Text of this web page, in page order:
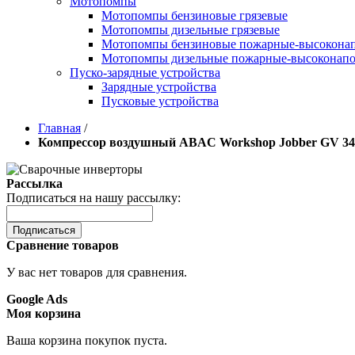
Мотопомпы бензиновые грязевые
Мотопомпы дизельные грязевые
Мотопомпы бензиновые пожарные-
Мотопомпы дизельные пожарные-
Пуско-зарядные устройства
Зарядные устройства
Пусковые устройства
Главная /
Компрессор воздушный ABAC Workshop Jobber GV 34
Рассылка
Подписаться на нашу рассылку:
Подписаться
Сравнение товаров
У вас нет товаров для сравнения.
Google Ads
Моя корзина
Ваша корзина покупок пуста.